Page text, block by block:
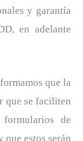
y garantía
en adelante
que la
que se faciliten
de
que estos serán